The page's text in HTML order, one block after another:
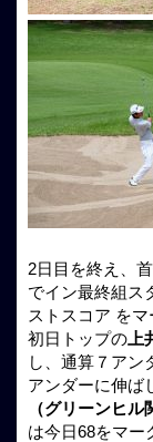
2日目を終え、
でイン最終組ス
ストスコア を
初日トップの
し、通算７アン
アンダーに伸ば
（グリーンヒル
は今日68をマー